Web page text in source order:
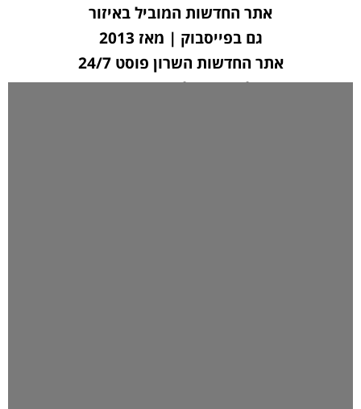
אתר החדשות המוביל באיזור
גם בפייסבוק | מאז 2013
אתר החדשות השרון פוסט 24/7
לחצו כאן ליצירת קשר